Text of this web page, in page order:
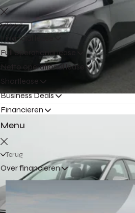
Terug
Financial lease
Full operational lease
Netto operational lease
Shortlease
Business Deals
Financieren
Menu
Terug
Over financieren